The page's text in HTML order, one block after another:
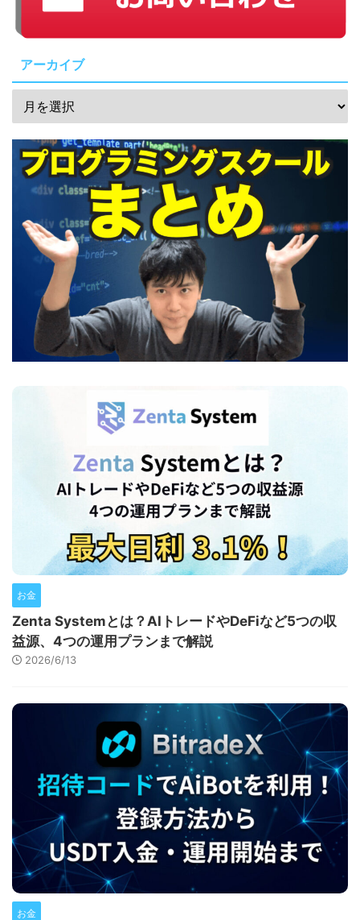
アーカイブ
お金
Zenta Systemとは？AIトレードやDeFiなど5つの収
益源、4つの運用プランまで解説
2026/6/13
お金